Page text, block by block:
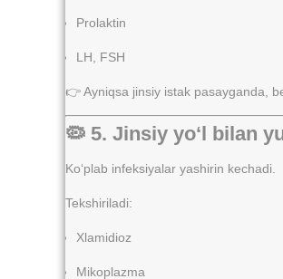
Prolaktin
LH, FSH
👉 Ayniqsa jinsiy istak pasayganda,
🦠 5. Jinsiy yo‘l bilan
Ko‘plab infeksiyalar yashirin kechadi.
Tekshiriladi:
Xlamidioz
Mikoplazma